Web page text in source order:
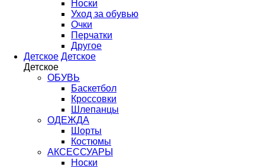
Носки
Уход за обувью
Очки
Перчатки
Другое
Детское Детское
Детское
ОБУВЬ
Баскетбол
Кроссовки
Шлепанцы
ОДЕЖДА
Шорты
Костюмы
АКСЕССУАРЫ
Носки